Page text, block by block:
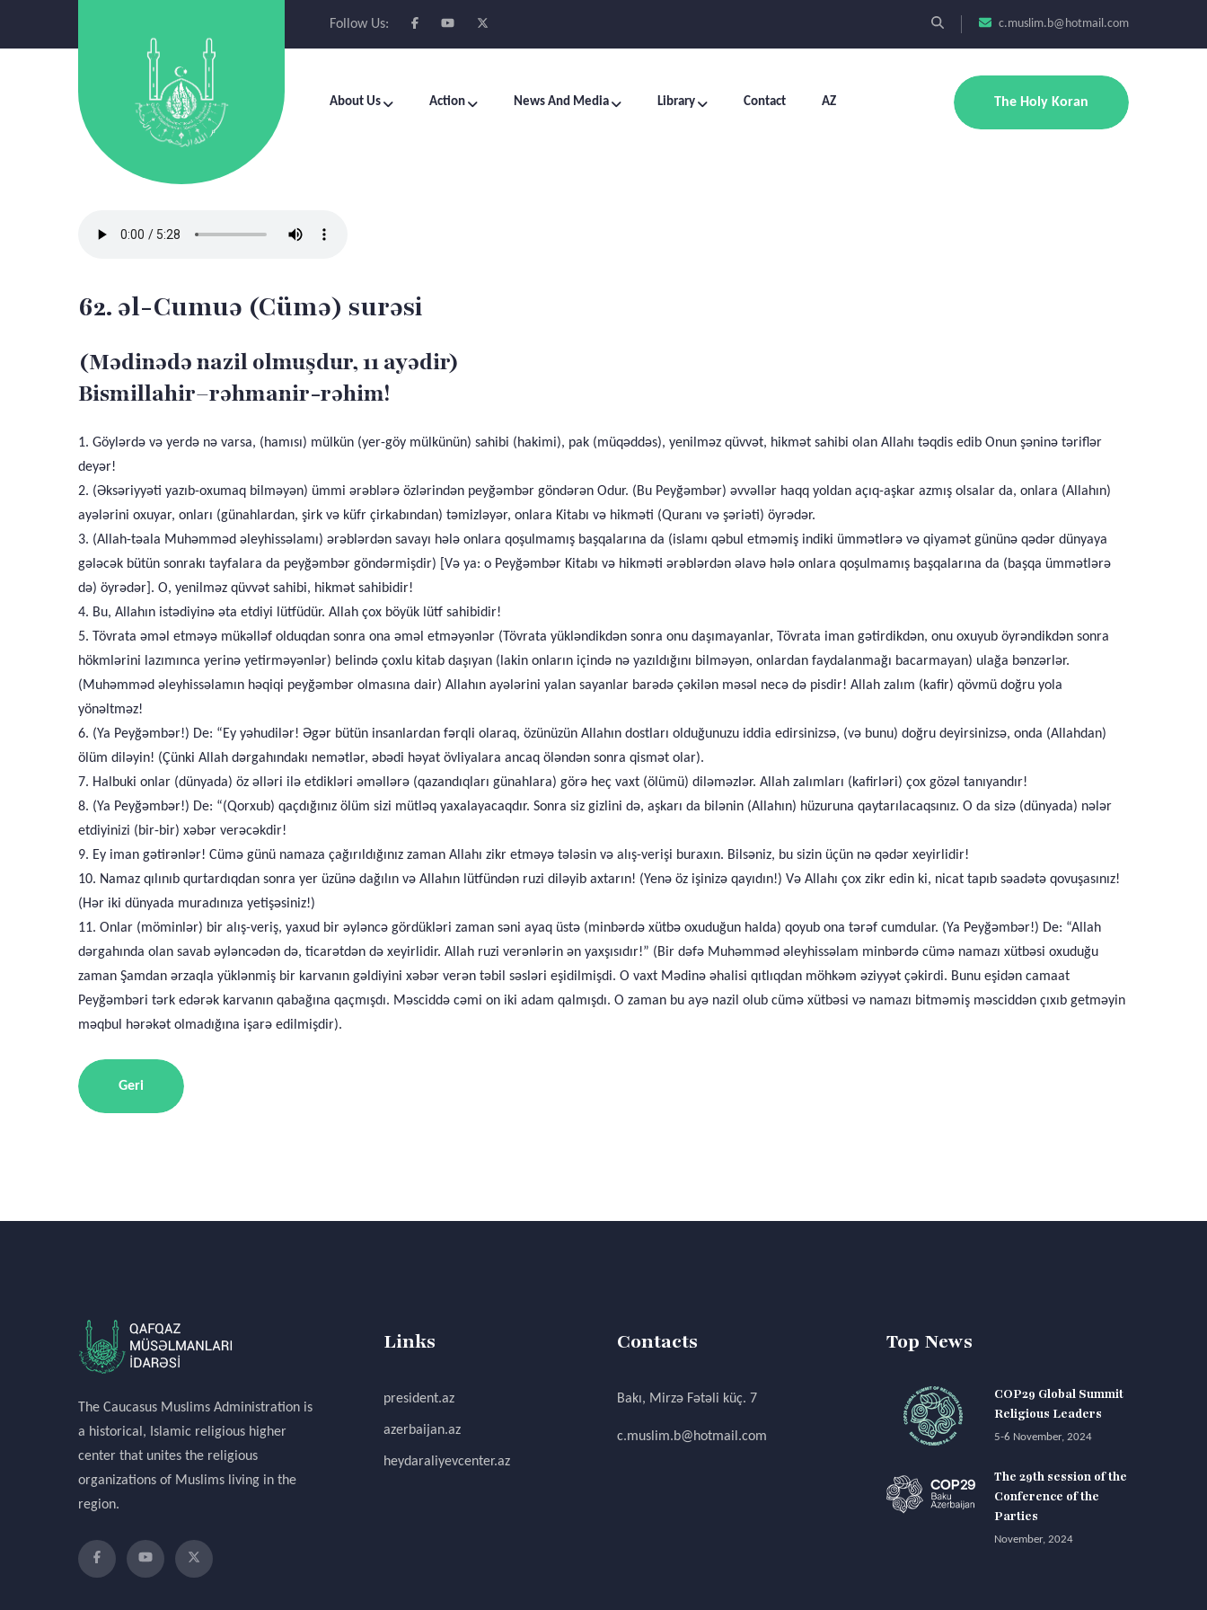
Follow Us: c.muslim.b@hotmail.com
About Us Action News And Media Library Contact AZ The Holy Koran
62. əl-Cumuə (Cümə) surəsi
(Mədinədə nazil olmuşdur, 11 ayədir)
Bismillahir–rəhmanir-rəhim!
1. Göylərdə və yerdə nə varsa, (hamısı) mülkün (yer-göy mülkünün) sahibi (hakimi), pak (müqəddəs), yenilməz qüvvət, hikmət sahibi olan Allahı təqdis edib Onun şəninə təriflər
deyər!
2. (Əksəriyyəti yazıb-oxumaq bilməyən) ümmi ərəblərə özlərindən peyğəmbər göndərən Odur. (Bu Peyğəmbər) əvvəllər haqq yoldan açıq-aşkar azmış olsalar da, onlara (Allahın)
ayələrini oxuyar, onları (günahlardan, şirk və küfr çirkabından) təmizləyər, onlara Kitabı və hikməti (Quranı və şəriəti) öyrədər.
3. (Allah-təala Muhəmməd əleyhissəlamı) ərəblərdən savayı hələ onlara qoşulmamış başqalarına da (islamı qəbul etməmiş indiki ümmətlərə və qiyamət gününə qədər dünyaya
gələcək bütün sonrakı tayfalara da peyğəmbər göndərmişdir) [Və ya: o Peyğəmbər Kitabı və hikməti ərəblərdən əlavə hələ onlara qoşulmamış başqalarına da (başqa ümmətlərə
də) öyrədər]. O, yenilməz qüvvət sahibi, hikmət sahibidir!
4. Bu, Allahın istədiyinə əta etdiyi lütfüdür. Allah çox böyük lütf sahibidir!
5. Tövrata əməl etməyə mükəlləf olduqdan sonra ona əməl etməyənlər (Tövrata yükləndikdən sonra onu daşımayanlar, Tövrata iman gətirdikdən, onu oxuyub öyrəndikdən sonra
hökmlərini lazımınca yerinə yetirməyənlər) belində çoxlu kitab daşıyan (lakin onların içində nə yazıldığını bilməyən, onlardan faydalanmağı bacarmayan) ulağa bənzərlər.
(Muhəmməd əleyhissəlamın həqiqi peyğəmbər olmasına dair) Allahın ayələrini yalan sayanlar barədə çəkilən məsəl necə də pisdir! Allah zalım (kafir) qövmü doğru yola
yönəltməz!
6. (Ya Peyğəmbər!) De: “Ey yəhudilər! Əgər bütün insanlardan fərqli olaraq, özünüzün Allahın dostları olduğunuzu iddia edirsinizsə, (və bunu) doğru deyirsinizsə, onda (Allahdan)
ölüm diləyin! (Çünki Allah dərgahındakı nemətlər, əbədi həyat övliyalara ancaq öləndən sonra qismət olar).
7. Halbuki onlar (dünyada) öz əlləri ilə etdikləri əməllərə (qazandıqları günahlara) görə heç vaxt (ölümü) diləməzlər. Allah zalımları (kafirləri) çox gözəl tanıyandır!
8. (Ya Peyğəmbər!) De: “(Qorxub) qaçdığınız ölüm sizi mütləq yaxalayacaqdır. Sonra siz gizlini də, aşkarı da bilənin (Allahın) hüzuruna qaytarılacaqsınız. O da sizə (dünyada) nələr
etdiyinizi (bir-bir) xəbər verəcəkdir!
9. Ey iman gətirənlər! Cümə günü namaza çağırıldığınız zaman Allahı zikr etməyə tələsin və alış-verişi buraxın. Bilsəniz, bu sizin üçün nə qədər xeyirlidir!
10. Namaz qılınıb qurtardıqdan sonra yer üzünə dağılın və Allahın lütfündən ruzi diləyib axtarın! (Yenə öz işinizə qayıdın!) Və Allahı çox zikr edin ki, nicat tapıb səadətə qovuşasınız!
(Hər iki dünyada muradınıza yetişəsiniz!)
11. Onlar (möminlər) bir alış-veriş, yaxud bir əyləncə gördükləri zaman səni ayaq üstə (minbərdə xütbə oxuduğun halda) qoyub ona tərəf cumdular. (Ya Peyğəmbər!) De: “Allah
dərgahında olan savab əyləncədən də, ticarətdən də xeyirlidir. Allah ruzi verənlərin ən yaxşısıdır!” (Bir dəfə Muhəmməd əleyhissəlam minbərdə cümə namazı xütbəsi oxuduğu
zaman Şamdan ərzaqla yüklənmiş bir karvanın gəldiyini xəbər verən təbil səsləri eşidilmişdi. O vaxt Mədinə əhalisi qıtlıqdan möhkəm əziyyət çəkirdi. Bunu eşidən camaat
Peyğəmbəri tərk edərək karvanın qabağına qaçmışdı. Məsciddə cəmi on iki adam qalmışdı. O zaman bu ayə nazil olub cümə xütbəsi və namazı bitməmiş məsciddən çıxıb getməyin
məqbul hərəkət olmadığına işarə edilmişdir).
Geri
The Caucasus Muslims Administration is
a historical, Islamic religious higher
center that unites the religious
organizations of Muslims living in the
region.
Links
president.az
azerbaijan.az
heydaraliyevcenter.az
Contacts
Bakı, Mirzə Fətəli küç. 7
c.muslim.b@hotmail.com
Top News
COP29 Global Summit
Religious Leaders
5-6 November, 2024
The 29th session of the
Conference of the
Parties
November, 2024